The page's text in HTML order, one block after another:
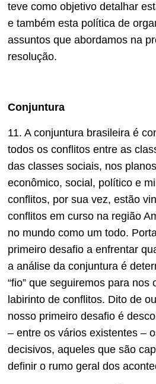
teve como objetivo detalhar
e também esta política de
assuntos que abordamos na
resolução.
Conjuntura
11. A conjuntura brasileira é
todos os conflitos entre as
das classes sociais, nos
econômico, social, político e
conflitos, por sua vez, estão
conflitos em curso na região
no mundo como um todo.
primeiro desafio a enfrentar
a análise da conjuntura é
“fio” que seguiremos para nos
labirinto de conflitos. Dito de
nosso primeiro desafio é
– entre os vários existentes –
decisivos, aqueles que são
definir o rumo geral dos